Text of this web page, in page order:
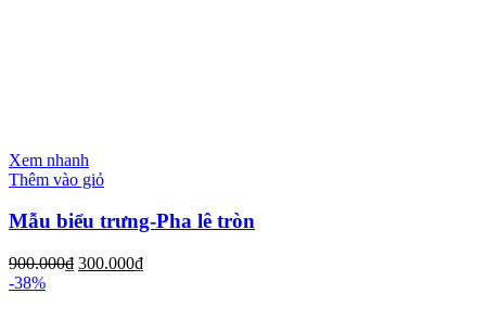
Xem nhanh
Thêm vào giỏ
Mẫu biểu trưng-Pha lê tròn
900.000₫ 300.000₫
-38%